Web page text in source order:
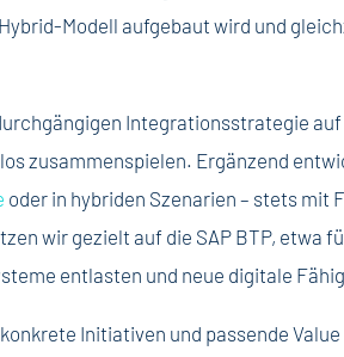
Modell aufgebaut wird und
Integrationsstrategie
zusammenspielen. Ergänzend
oder in hybriden Szenarien – stets mit
wir gezielt auf die SAP BTP, etwa
entlasten und neue digitale
Initiativen und passende